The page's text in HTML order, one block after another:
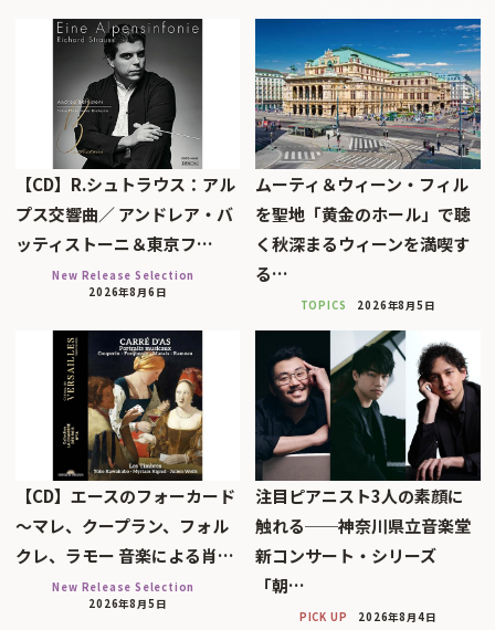
【CD】R.シュトラウス：アル
プス交響曲／ アンドレア・バ
ッティストーニ＆東京フ…
New Release Selection
2026年8月6日
ムーティ＆ウィーン・フィル
を聖地「黄金のホール」で聴
く秋深まるウィーンを満喫す
る…
TOPICS 2026年8月5日
【CD】エースのフォーカード
～マレ、クープラン、フォル
クレ、ラモー 音楽による肖…
New Release Selection
2026年8月5日
注目ピアニスト3人の素顔に
触れる──神奈川県立音楽堂
新コンサート・シリーズ
「朝…
PICK UP 2026年8月4日